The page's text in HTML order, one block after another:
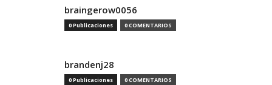
braingerow0056
0 Publicaciones 0 COMENTARIOS
brandenj28
0 Publicaciones 0 COMENTARIOS